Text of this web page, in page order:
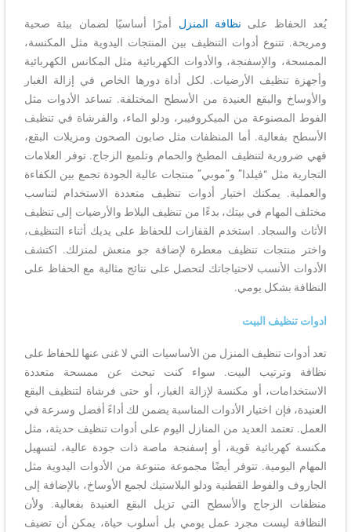
يُعد الحفاظ على نظافة المنزل أمرًا أساسيًا لضمان بيئة صحية
ومريحة. تتنوع أدوات التنظيف بين المنتجات اليدوية مثل المكنسة،
الممسحة، والإسفنجة، والأدوات الكهربائية مثل المكانس الكهربائية
وأجهزة تنظيف الأرضيات. لكل أداة دورها الخاص في إزالة الغبار
والأوساخ والبقع العنيدة من الأسطح المختلفة. تساعد الأدوات مثل
الفوط المصنوعة من الميكروفيبر، ودلو الماء، والفرشاة في تنظيف
الأسطح بفعالية. أما المنظفات مثل صابون الصحون ومزيلات البقع،
فهي ضرورية لتنظيف المطبخ والحمام وتلميع الزجاج. توفر العلامات
التجارية مثل “فيلدا” و”موبي” منتجات عالية الجودة تجمع بين الكفاءة
والعملية. يمكنك اختيار أدوات تنظيف متعددة الاستخدام لتناسب
مختلف المهام في بيتك، بدءًا من تنظيف البلاط والأرضيات إلى تنظيف
الأثاث والسجاد. استخدم القفازات للحفاظ على يديك أثناء التنظيف،
واختر منتجات تنظيف معطرة لإضافة جو منعش لمنزلك. اكتشف
الأدوات الأنسب لاحتياجاتك لتحصل على نتائج مثالية مع الحفاظ على
النظافة بشكل يومي.
ادوات تنظيف البيت
تعد أدوات تنظيف المنزل من الأساسيات التي لا غنى عنها للحفاظ على
نظافة وترتيب البيت. سواء كنت تبحث عن ممسحة متعددة
الاستخدامات، أو مكنسة لإزالة الغبار، أو حتى فرشاة لتنظيف البقع
العنيدة، فإن اختيار الأدوات المناسبة يضمن لك أداءً أفضل وسرعة في
العمل. تعتمد العديد من المنازل اليوم على أدوات تنظيف حديثة، مثل
مكنسة كهربائية قوية، أو إسفنجة ماصة ذات جودة عالية، لتسهيل
المهام اليومية. تتوفر أيضًا مجموعة متنوعة من الأدوات اليدوية مثل
الجاروف والفوط القطنية ودلو البلاستيك لجمع الأوساخ، بالإضافة إلى
منظفات الزجاج والأسطح التي تزيل البقع العنيدة بفعالية. ولأن
النظافة ليست مجرد عمل يومي بل أسلوب حياة، يمكن أن تضيف